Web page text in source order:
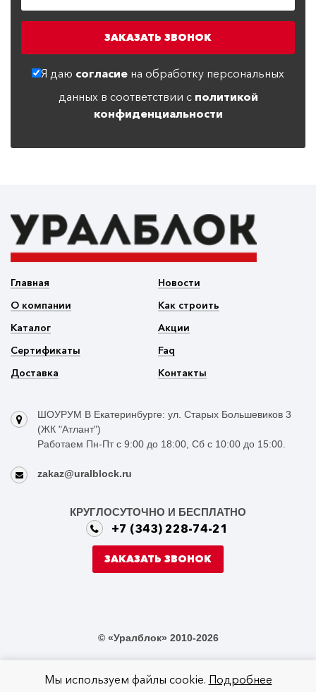
Я даю согласие на обработку персональных
данных в соответствии с политикой
конфиденциальности
Главная
О компании
Каталог
Сертификаты
Доставка
Новости
Как строить
Акции
Faq
Контакты
ШОУРУМ В Екатеринбурге: ул. Старых Большевиков 3
(ЖК "Атлант")
Работаем Пн-Пт с 9:00 до 18:00, Сб с 10:00 до 15:00.
zakaz@uralblock.ru
КРУГЛОСУТОЧНО И БЕСПЛАТНО
+7 (343) 228-74-21
ЗАКАЗАТЬ ЗВОНОК
© «Уралблок» 2010-2026
Не является публичной офертой в соответствии со статьей 437 ГК РФ
Мы используем файлы cookie. Подробнее